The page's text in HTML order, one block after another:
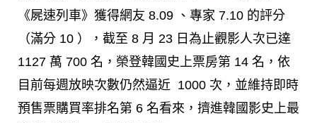
《屍速列車》獲得網友 8.09 、專家 7.10 的評分
（滿分 10 ），截至 8 月 23 日為止觀影人次已達
1127 萬 700 名，榮登韓國史上票房第 14 名，依
目前每週放映次數仍然逼近 1000 次，並維持即時
預售票購買率排名第 6 名看來，擠進韓國影史上最